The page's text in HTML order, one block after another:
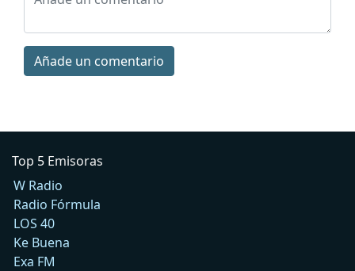
Añade un comentario
Top 5 Emisoras
W Radio
Radio Fórmula
LOS 40
Ke Buena
Exa FM